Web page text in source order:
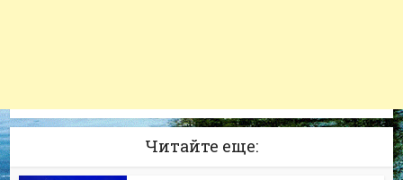
Читайте еще: